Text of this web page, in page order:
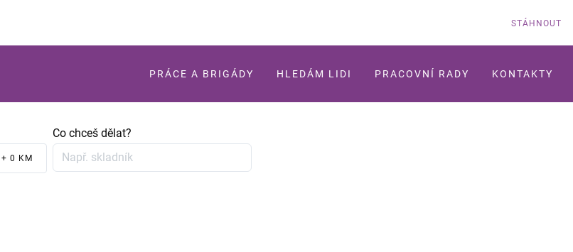
STÁHNOUT
PRÁCE A BRIGÁDY HLEDÁM LIDI PRACOVNÍ RADY KONTAKTY
+ 0 KM
Co chceš dělat?